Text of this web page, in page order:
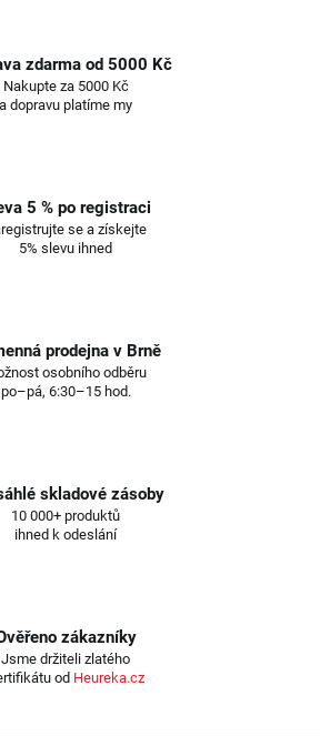
zdarma od 5000 Kč
Nakupte za 5000 Kč
a dopravu platíme my
5 % po registraci
se a získejte
5% slevu ihned
prodejna v Brně
osobního odběru
po–pá, 6:30–15 hod.
skladové zásoby
10 000+ produktů
ihned k odeslání
zákazníky
Jsme držiteli zlatého
od Heureka.cz